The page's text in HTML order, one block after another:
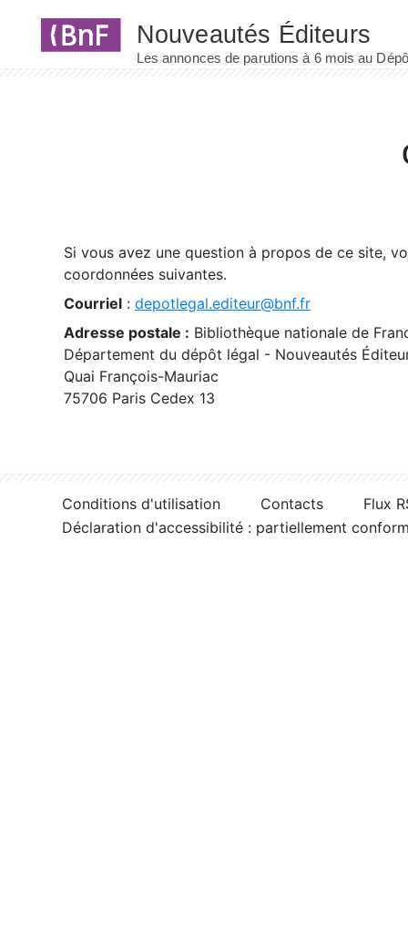
Si vous avez une question à propos de ce site,
coordonnées suivantes.
Courriel : depotlegal.editeur@bnf.fr
Adresse postale : Bibliothèque nationale de
Département du dépôt légal - Nouveautés
Quai François-Mauriac
75706 Paris Cedex 13
Conditions d'utilisation Contacts
Flux
Déclaration d'accessibilité : partiellement